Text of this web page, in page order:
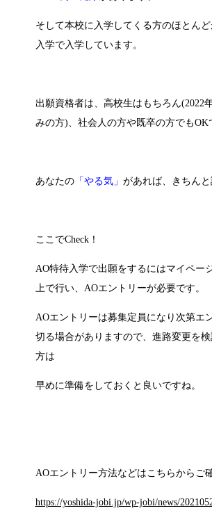
そして本校に入学してくる方のほとん
入学で入学しています。
出願資格者は、高校生はもちろん(2022
みの方)、社会人の方や既卒の方でもOK
あなたの「やる気」 があれば、きちんと
ここでCheck！
AO特待入学で出願をするにはマイペー
上で行い、AOエントリーが必要です。
AOエントリーは募集定員になり次第エ
切る場合がありますので、進路変更を
方は
早めに準備をしておくと良いですね。
AOエントリー方法などはこちらからご
https://yoshida-jobi.jp/wp-jobi/news/